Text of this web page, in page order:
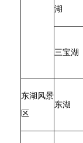
湖
三宝湖
东湖风景
区
东湖